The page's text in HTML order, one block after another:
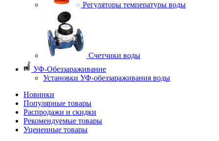
Регуляторы температуры воды
Счетчики воды
УФ-Обеззараживание
Установки УФ-обеззараживания воды
Новинки
Популярные товары
Распродажи и скидки
Рекомендуемые товары
Уцененные товары